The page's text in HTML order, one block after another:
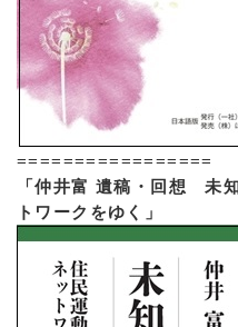
=================
「仲井富 遺稿・回想 未
トワークをゆく」